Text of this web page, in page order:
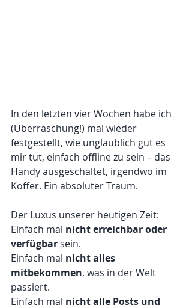
In den letzten vier Wochen habe ich
(Überraschung!) mal wieder
festgestellt, wie unglaublich gut es
mir tut, einfach offline zu sein – das
Handy ausgeschaltet, irgendwo im
Koffer. Ein absoluter Traum.
Der Luxus unserer heutigen Zeit:
Einfach mal nicht erreichbar oder
verfügbar sein.
Einfach mal nicht alles
mitbekommen, was in der Welt
passiert.
Einfach mal nicht alle Posts und